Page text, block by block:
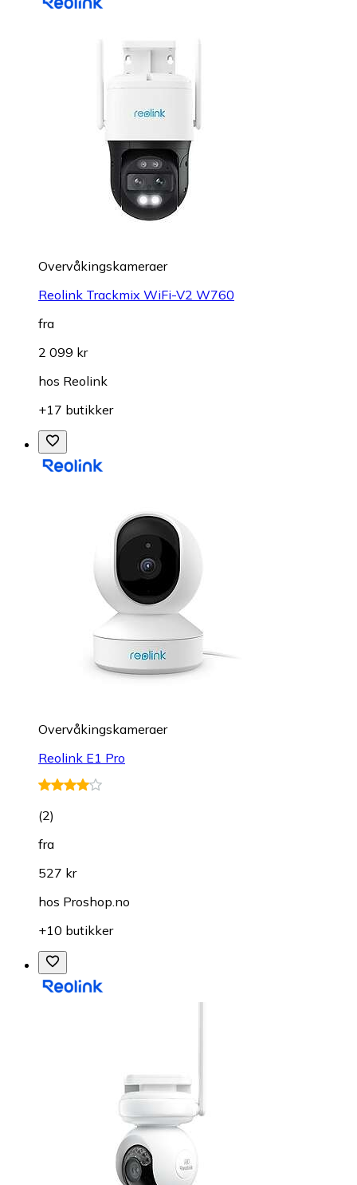
Overvåkings­kameraer
Reolink Trackmix WiFi-V2 W760
fra
2 099 kr
hos Reolink
+17 butikker
Overvåkings­kameraer
Reolink E1 Pro
(2)
fra
527 kr
hos Proshop.no
+10 butikker